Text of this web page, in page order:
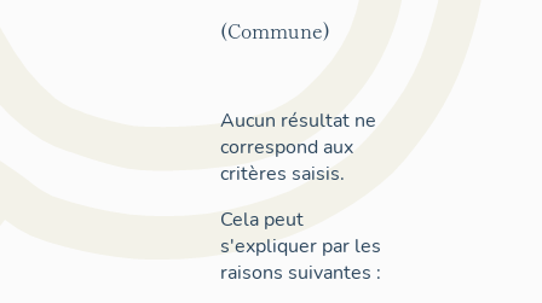
(Commune)
Aucun résultat ne
correspond aux
critères saisis.
Cela peut
s'expliquer par les
raisons suivantes :